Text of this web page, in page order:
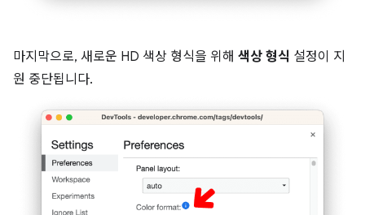
마지막으로, 새로운 HD 색상 형식을 위해 색상 형식 설정이 지
원 중단됩니다.